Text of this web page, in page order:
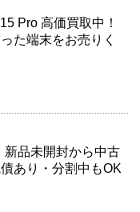
Pro 高価買取中！
た端末をお売りく
新品未開封から中古
あり・分割中もOK